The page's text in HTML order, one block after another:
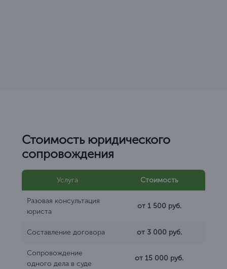
Стоимость юридического
сопровождения
Услуга Стоимость
Разовая консультация
юриста
от 1 500 руб.
Составление договора от 3 000 руб.
Сопровождение
одного дела в суде
от 15 000 руб.